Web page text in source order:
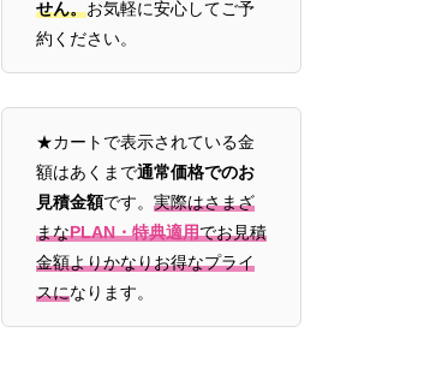
せん。お気軽に安心してご予
約ください。
★カートで表示されている金
額はあくまで通常価格でのお
見積金額です。 実際はさまざ
まなPLAN・特典適用でお見積
金額よりかなりお得なプライ
スになります。